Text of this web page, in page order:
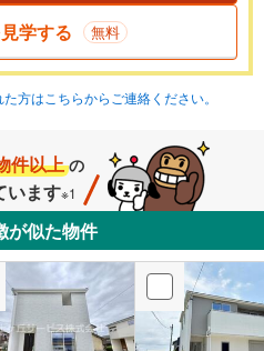
学する 無料
方はこちらからご連絡ください。
件以上 の
います※1
が似た物件